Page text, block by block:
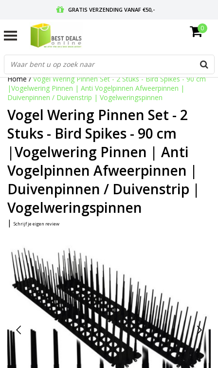
GRATIS VERZENDING VANAF €50,-
GRATIS RETOURNEREN EN 30 DAGEN BEDENKTIJD
0
Home/Vogel Wering Pinnen Set - 2 Stuks - Bird Spikes - 90 cm
|Vogelwering Pinnen | Anti Vogelpinnen Afweerpinnen |
Duivenpinnen / Duivenstrip | Vogelweringspinnen
Vogel Wering Pinnen Set - 2
Stuks - Bird Spikes - 90 cm
|Vogelwering Pinnen | Anti
Vogelpinnen Afweerpinnen |
Duivenpinnen / Duivenstrip |
Vogelweringspinnen
| Schrijf je eigen review